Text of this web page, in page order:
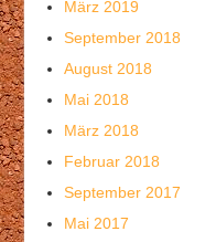
März 2019
September 2018
August 2018
Mai 2018
März 2018
Februar 2018
September 2017
Mai 2017